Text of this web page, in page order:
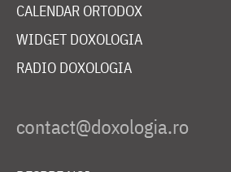
CALENDAR ORTODOX
WIDGET DOXOLOGIA
RADIO DOXOLOGIA